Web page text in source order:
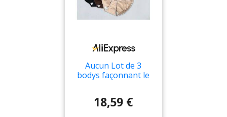
Aucun Lot de 3
bodys façonnant le
soulever les bras, ils
18,59 €